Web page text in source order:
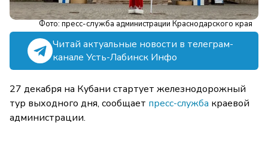
Фото: пресс-служба администрации Краснодарского края
Читай актуальные новости в телеграм-
канале Усть-Лабинск Инфо
27 декабря на Кубани стартует железнодорожный
тур выходного дня, сообщает пресс-служба краевой
администрации.